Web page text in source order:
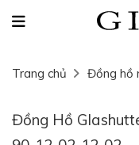
Trang chủ Đồng hồ
Đồng Hồ